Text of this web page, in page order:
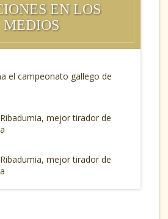
EN LOS
MEDIOS
el campeonato gallego de
mejor tirador de
mejor tirador de